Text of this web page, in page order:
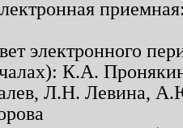
электронного
К.А.
Л.Н. Левина,